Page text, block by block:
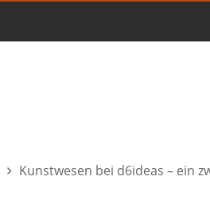
Kunstwesen bei d6ideas – ein